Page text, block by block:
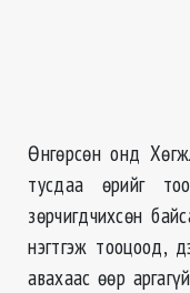
Өнгөрсөн онд
тусдаа өрийг
зөрчигдчихсөн
нэгтгэж тооцоод,
авахаас өөр